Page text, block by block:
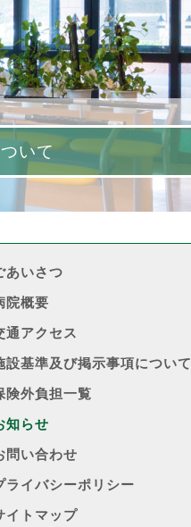
いて
あいさつ
院概要
通アクセス
設基準及び掲示事項について
険外負担一覧
知らせ
問い合わせ
ライバシーポリシー
イトマップ